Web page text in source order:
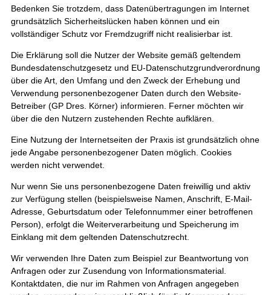
Bedenken Sie trotzdem, dass Datenübertragungen im Internet
grundsätzlich Sicherheitslücken haben können und ein
vollständiger Schutz vor Fremdzugriff nicht realisierbar ist.
Die Erklärung soll die Nutzer der Website gemäß geltendem
Bundesdatenschutzgesetz und EU-Datenschutzgrundverordnung
über die Art, den Umfang und den Zweck der Erhebung und
Verwendung personenbezogener Daten durch den Website-
Betreiber (GP Dres. Körner) informieren. Ferner möchten wir
über die den Nutzern zustehenden Rechte aufklären.
Eine Nutzung der Internetseiten der Praxis ist grundsätzlich ohne
jede Angabe personenbezogener Daten möglich. Cookies
werden nicht verwendet.
Nur wenn Sie uns personenbezogene Daten freiwillig und aktiv
zur Verfügung stellen (beispielsweise Namen, Anschrift, E-Mail-
Adresse, Geburtsdatum oder Telefonnummer einer betroffenen
Person), erfolgt die Weiterverarbeitung und Speicherung im
Einklang mit dem geltenden Datenschutzrecht.
Wir verwenden Ihre Daten zum Beispiel zur Beantwortung von
Anfragen oder zur Zusendung von Informationsmaterial.
Kontaktdaten, die nur im Rahmen von Anfragen angegeben